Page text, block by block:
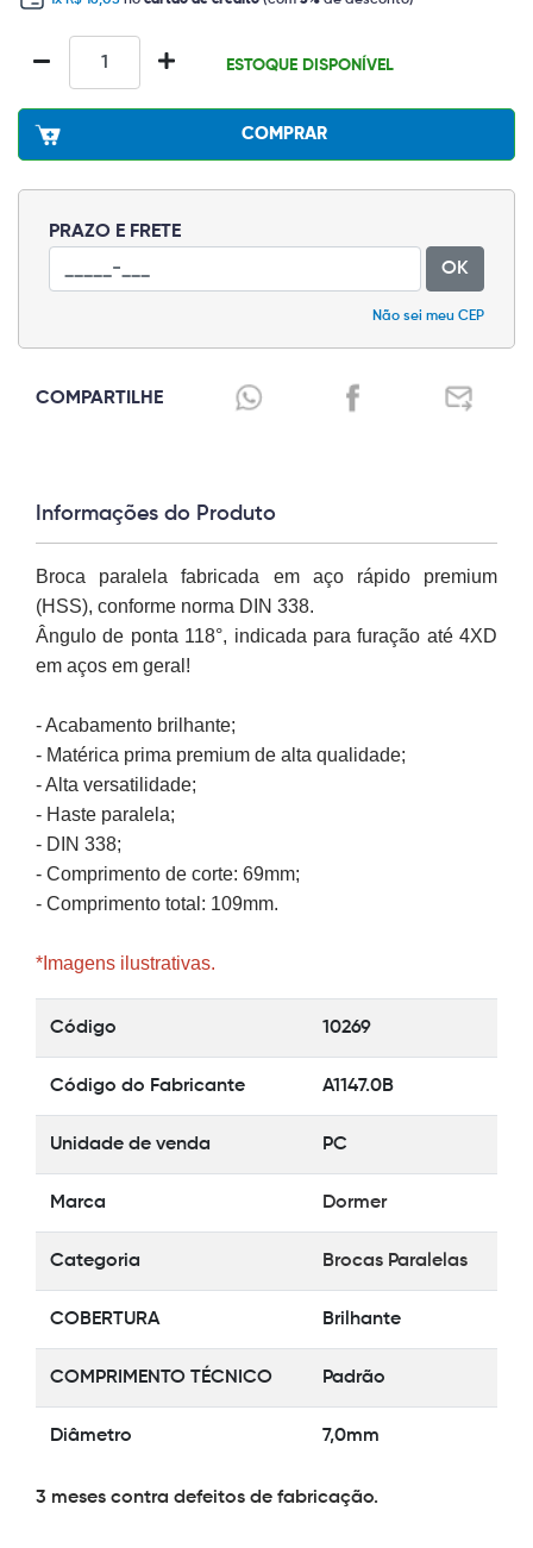
ESTOQUE DISPONÍVEL
COMPRAR
PRAZO E FRETE
OK
Não sei meu CEP
COMPARTILHE
Informações do Produto
Broca paralela fabricada em aço rápido premium
(HSS), conforme norma DIN 338.
ngulo de ponta 118°, indicada para furação até 4XD
em aços em geral!
- Acabamento brilhante;
- Matérica prima premium de alta qualidade;
- Alta versatilidade;
- Haste paralela;
- DIN 338;
- Comprimento de corte: 69mm;
- Comprimento total: 109mm.
*Imagens ilustrativas.
Código 10269
Código do Fabricante A1147.0B
Unidade de venda PC
Marca Dormer
Categoria Brocas Paralelas
COBERTURA Brilhante
COMPRIMENTO TÉCNICO Padrão
Diâmetro 7,0mm
3 meses contra defeitos de fabricação.